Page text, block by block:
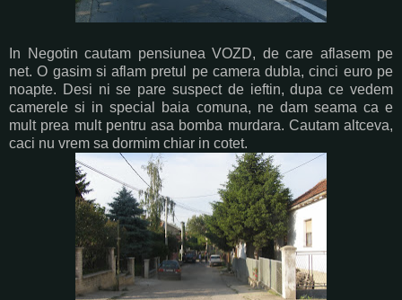
In Negotin cautam pensiunea VOZD, de care aflasem pe
net. O gasim si aflam pretul pe camera dubla, cinci euro pe
noapte. Desi ni se pare suspect de ieftin, dupa ce vedem
camerele si in special baia comuna, ne dam seama ca e
mult prea mult pentru asa bomba murdara. Cautam altceva,
caci nu vrem sa dormim chiar in cotet.